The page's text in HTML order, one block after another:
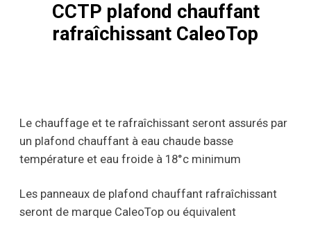
CCTP plafond chauffant
rafraîchissant CaleoTop
Le chauffage et te rafraîchissant seront assurés par
un plafond chauffant à eau chaude basse
température et eau froide à 18°c minimum
Les panneaux de plafond chauffant rafraîchissant
seront de marque CaleoTop ou équivalent